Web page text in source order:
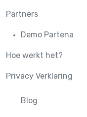
Partners
Demo Partena
Hoe werkt het?
Privacy Verklaring
Blog